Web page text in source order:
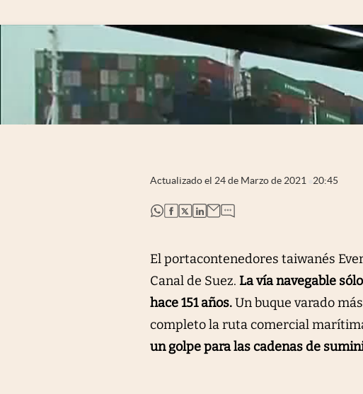
abre en nueva pestaña
Actualizado el 24 de Marzo de 2021 20:45
abre en nueva pestaña
abre en nueva pestaña
abre en nueva pestaña
abre en nueva pestaña
El portacontenedores taiwanés
Canal de Suez. La vía navegable
hace 151 años.Un buque varado
completo la ruta comercial
un golpe para las cadenas de